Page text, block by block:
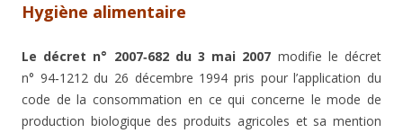
Hygiène alimentaire
Le décret n° 2007‑682 du 3 mai 2007 modifie le décret
n° 94‑1212 du 26 décembre 1994 pris pour l’application du
code de la consommation en ce qui concerne le mode de
production biologique des produits agricoles et sa mention